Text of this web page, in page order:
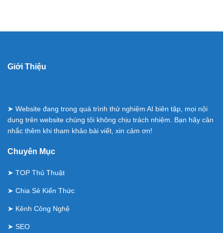
Giới Thiệu
➤ Website đang trong quá trình thử nghiệm AI biên tập, mọi nội
dung trên website chúng tôi không chịu trách nhiệm. Bạn hãy cân
nhắc thêm khi tham khảo bài viết, xin cảm ơn!
Chuyên Mục
➤ TOP Thủ Thuật
➤ Chia Sẻ Kiến Thức
➤ Kênh Công Nghệ
➤ SEO